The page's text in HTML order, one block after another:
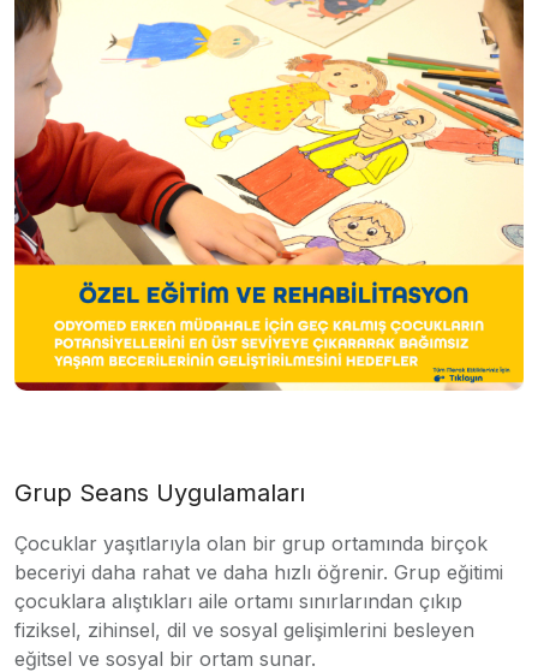
Grup Seans Uygulamaları
Çocuklar yaşıtlarıyla olan bir grup ortamında birçok
beceriyi daha rahat ve daha hızlı öğrenir. Grup eğitimi
çocuklara alıştıkları aile ortamı sınırlarından çıkıp
fiziksel, zihinsel, dil ve sosyal gelişimlerini besleyen
eğitsel ve sosyal bir ortam sunar.